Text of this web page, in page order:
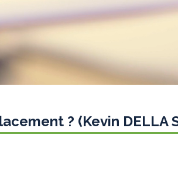
? (Kevin DELLA